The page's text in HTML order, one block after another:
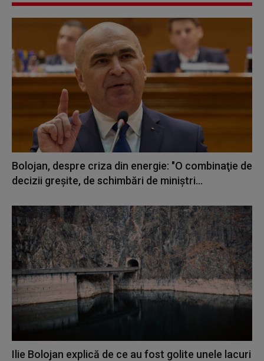
Bolojan, despre criza din energie: "O combinaţie de
decizii greşite, de schimbări de miniştri...
Ilie Bolojan explică de ce au fost golite unele lacuri